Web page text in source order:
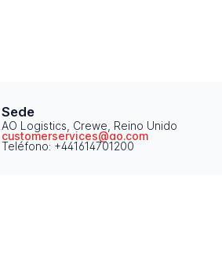
Sede
AO Logistics, Crewe, Reino Unido
customerservices@ao.com
Teléfono: +441614701200